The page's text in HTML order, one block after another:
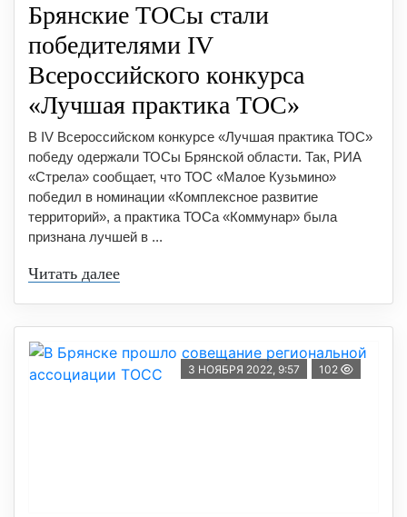
Брянские ТОСы стали
победителями IV
Всероссийского конкурса
«Лучшая практика ТОС»
В IV Всероссийском конкурсе «Лучшая практика ТОС»
победу одержали ТОСы Брянской области. Так, РИА
«Стрела» сообщает, что ТОС «Малое Кузьмино»
победил в номинации «Комплексное развитие
территорий», а практика ТОСа «Коммунар» была
признана лучшей в ...
Читать далее
3 НОЯБРЯ 2022, 9:57 102